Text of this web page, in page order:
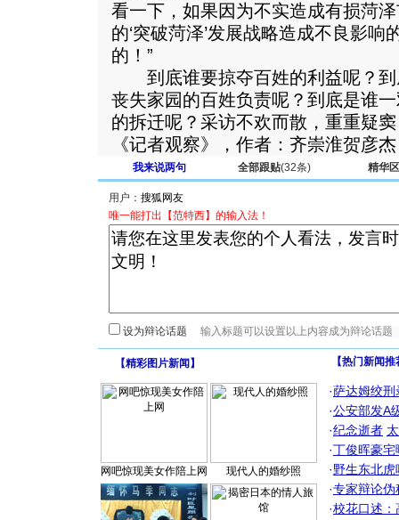
看一下，如果因为不实造成有损菏
的‘突破菏泽’发展战略造成不良影
的！”
到底谁要掠夺百姓的利益呢？到
丧失家园的百姓负责呢？到底是谁
的拆迁呢？采访不欢而散，重重疑
《记者观察》，作者：齐崇淮贺彦
我来说两句 全部跟贴(32条) 精华区
用户：
唯一能打出【范特西】的输入法！
设为辩论话题
【精彩图片新闻 】
网吧惊现美女作陪上网 现代人的婚纱照
【热门新闻
·萨达姆绞刑
·公安部发A
·纪念逝者
·丁俊晖豪
·野生东北
·专家辩论伪
·校花口述：